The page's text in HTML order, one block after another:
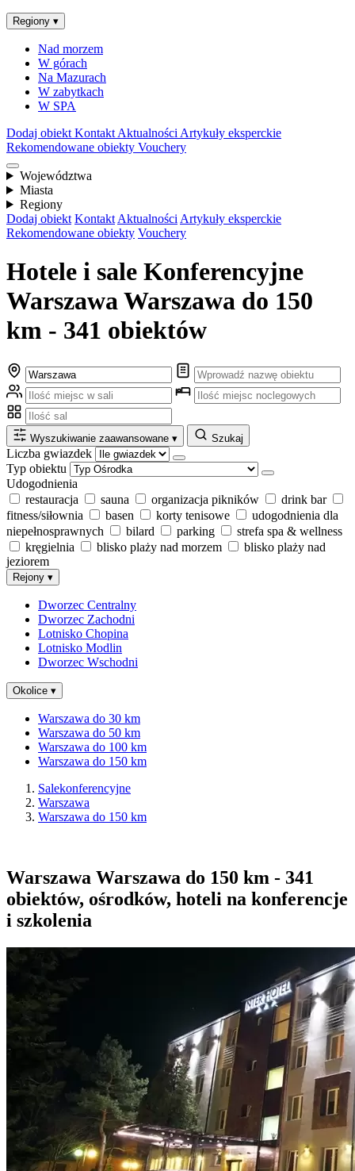
Regiony ▾
Nad morzem
W górach
Na Mazurach
W zabytkach
W SPA
Dodaj obiekt Kontakt Aktualności Artykuły eksperckie
Rekomendowane obiekty Vouchery
Województwa
Miasta
Regiony
Dodaj obiekt Kontakt Aktualności Artykuły eksperckie
Rekomendowane obiekty Vouchery
Hotele i sale Konferencyjne
Warszawa Warszawa do 150
km - 341 obiektów
Wyszukiwanie zaawansowane ▾ Szukaj
Liczba gwiazdek
Typ obiektu
Udogodnienia
restauracja
sauna organizacja pikników
drink bar
fitness/siłownia
basen korty tenisowe
udogodnienia dla
niepełnosprawnych
bilard parking
strefa spa & wellness
kręgielnia
blisko plaży nad morzem
blisko plaży nad
jeziorem
Rejony ▾
Dworzec Centralny
Dworzec Zachodni
Lotnisko Chopina
Lotnisko Modlin
Dworzec Wschodni
Okolice ▾
Warszawa do 30 km
Warszawa do 50 km
Warszawa do 100 km
Warszawa do 150 km
Salekonferencyjne
Warszawa
Warszawa do 150 km
Warszawa Warszawa do 150 km - 341
obiektów, ośrodków, hoteli na konferencje
i szkolenia